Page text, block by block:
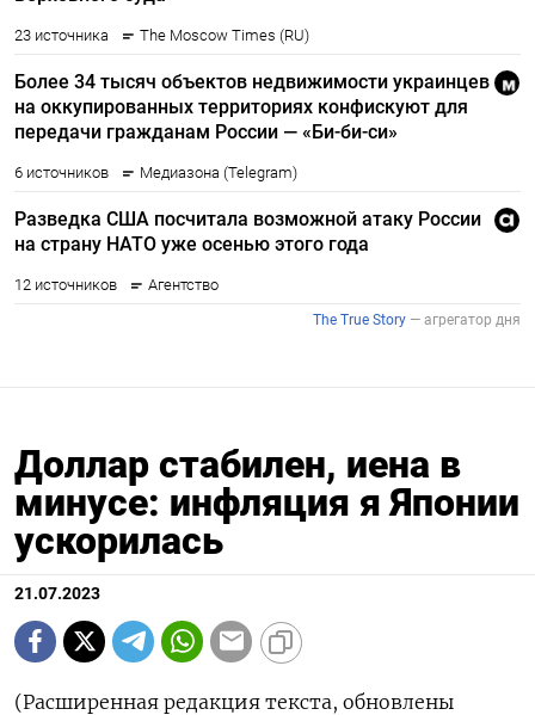
Доллар стабилен, иена в
минусе: инфляция я Японии
ускорилась
21.07.2023
(Расширенная редакция текста, обновлены